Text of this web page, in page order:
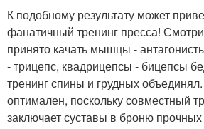
К подобному результату может
фанатичный тренинг пресса!
принято качать мышцы -
- трицепс, квадрицепсы - бицепсы
тренинг спины и грудных
оптимален, поскольку совместный
заключает суставы в броню